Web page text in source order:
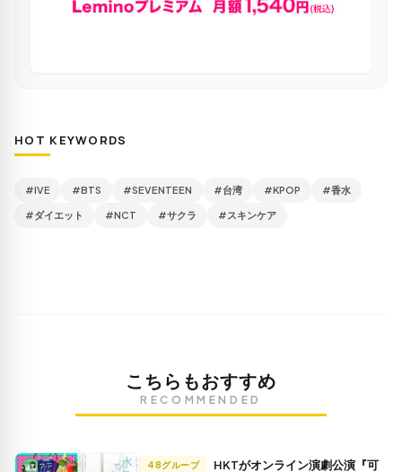
HOT KEYWORDS
#IVE #BTS #SEVENTEEN #台湾 #KPOP #香水
#ダイエット #NCT #サクラ #スキンケア
こちらもおすすめ
RECOMMENDED
48グループ